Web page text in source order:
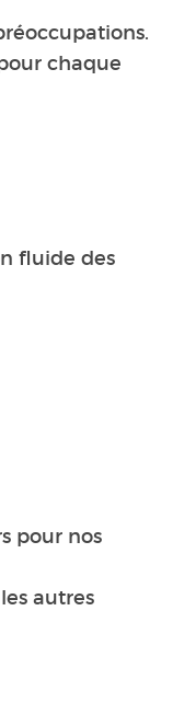
chaque
fluide des
pour nos
autres